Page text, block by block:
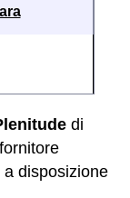
di
a disposizione